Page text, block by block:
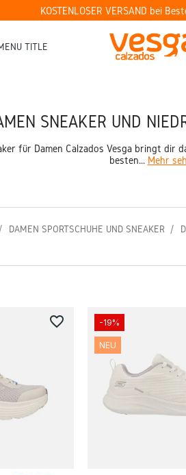
KOSTENLOSER VERSAND bei
TITLE
SNEAKER UND
für Damen Calzados Vesga bringt dir
besten... Mehr
DAMEN SPORTSCHUHE UND SNEAKER
favorite_border -19%
NEU